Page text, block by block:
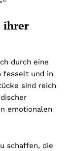
ihrer
durch eine
fesselt und in
sind reich
emotionalen
schaffen, die